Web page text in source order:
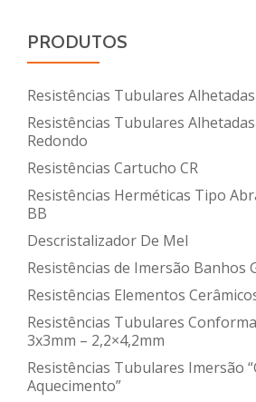
PRODUTOS
Resistências Tubulares
Resistências Tubulares
Redondo
Resistências Cartucho CR
Resistências Herméticas Tipo
BB
Descristalizador De Mel
Resistências de Imersão Banhos
Resistências Elementos
Resistências Tubulares
3x3mm – 2,2×4,2mm
Resistências Tubulares Imersão
Aquecimento”